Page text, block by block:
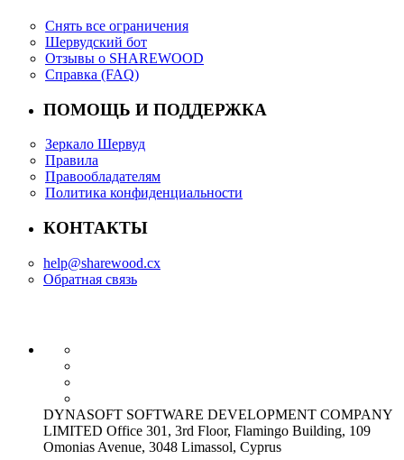
Снять все ограничения
Шервудский бот
Отзывы о SHAREWOOD
Справка (FAQ)
ПОМОЩЬ И ПОДДЕРЖКА
Зеркало Шервуд
Правила
Правообладателям
Политика конфиденциальности
КОНТАКТЫ
help@sharewood.cx
Обратная связь
DYNASOFT SOFTWARE DEVELOPMENT COMPANY
LIMITED Office 301, 3rd Floor, Flamingo Building, 109
Omonias Avenue, 3048 Limassol, Cyprus